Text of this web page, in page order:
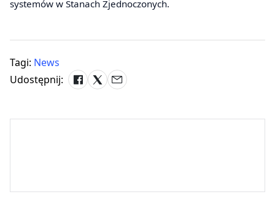
systemów w Stanach Zjednoczonych.
Tagi: News
Udostępnij: